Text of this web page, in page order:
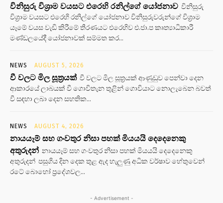
විනිසුරු විශ්‍රාම වයසට එරෙහි රනිල්ගේ යෝජනාව විනිසුරු
විශ්‍රාම වයසට එරෙහි රනිල්ගේ යෝජනාව විනිසුරුවරුන්ගේ විශ්‍රාම
යෑමේ වයස වැඩි කිරීමේ තීරණයට එරෙහිව එ.ජා.ප කෘත්‍යාධිකාරී
මණ්ඩලයේදී යෝජනාවක් සම්මත කර...
NEWS AUGUST 5, 2026
වී වලට මිල සූත්‍රයක් වී වලට මිල සූත්‍රයක් ආණුඩුව පෙන්වා දෙන
ආකාරයේ ලාබයක් වී ගොවිතැන තුළින් ගොවියාට නොලැබෙන බවත්
වී සඳහා ලබා දෙන සහතික...
NEWS AUGUST 4, 2026
නායයෑම් සහ ගංවතුර නිසා පහක් මියයයි දෙදෙනෙකු
අතුරුදන් නායයෑම් සහ ගංවතුර නිසා පහක් මියයයි දෙදෙනෙකු
අතුරුදන් පසුගිය දින දෙක තුළ ඇද හැලුණු අධික වර්ෂාව හේතුවෙන්
රටේ බොහෝ ප්‍රදේශවල...
- Advertisement -